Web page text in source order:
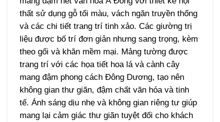
thất sử dụng gỗ tối màu, vách ngăn truyền thống
và các chi tiết trang trí tinh xảo. Các giường trị
liệu được bố trí đơn giản nhưng sang trọng, kèm
theo gối và khăn mềm mại. Mảng tường được
trang trí với các họa tiết hoa lá và cành cây
mang đậm phong cách Đông Dương, tạo nên
không gian thư giãn, đậm chất văn hóa và tinh
tế. Ánh sáng dịu nhẹ và không gian riêng tư giúp
mang lại cảm giác thư giãn tuyệt đối cho khách